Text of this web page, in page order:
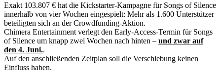
Exakt 103.807 € hat die Kickstarter-Kampagne für Songs of Silence
innerhalb von vier Wochen eingespielt: Mehr als 1.600 Unterstützer
beteiligten sich an der Crowdfunding-Aktion.
Chimera Entertainment verlegt den Early-Access-Termin für Songs
of Silence um knapp zwei Wochen nach hinten – und zwar auf
den 4. Juni..
Auf den anschließenden Zeitplan soll die Verschiebung keinen
Einfluss haben.